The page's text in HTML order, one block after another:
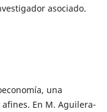
asociado.
una
En M. Aguilera-